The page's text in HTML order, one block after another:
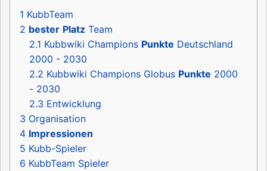
1 KubbTeam
2 bester Platz Team
2.1 Kubbwiki Champions Punkte Deutschland
2000 - 2030
2.2 Kubbwiki Champions Globus Punkte 2000
- 2030
2.3 Entwicklung
3 Organisation
4 Impressionen
5 Kubb-Spieler
6 KubbTeam Spieler